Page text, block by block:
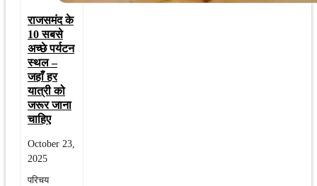
राजसमंद के
10 सबसे
अच्छे पर्यटन
स्थल –
जहाँ हर
यात्री को
जरूर जाना
चाहिए
October 23,
2025
परिचय